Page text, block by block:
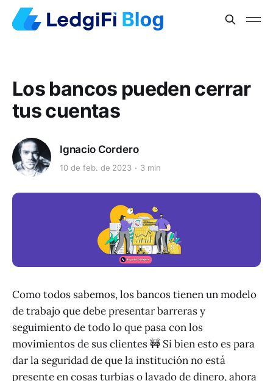
Los bancos pueden cerrar
tus cuentas
Ignacio Cordero
10 de feb. de 2023 3 min
Como todos sabemos, los bancos tienen un modelo
de trabajo que debe presentar barreras y
seguimiento de todo lo que pasa con los
movimientos de sus clientes 🚧 Si bien esto es para
dar la seguridad de que la institución no está
presente en cosas turbias o lavado de dinero, ahora